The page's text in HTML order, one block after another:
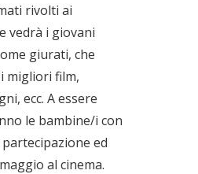
rivolti ai
vedrà i giovani
giurati, che
migliori film,
ecc. A essere
le bambine/i con
ed
al cinema.